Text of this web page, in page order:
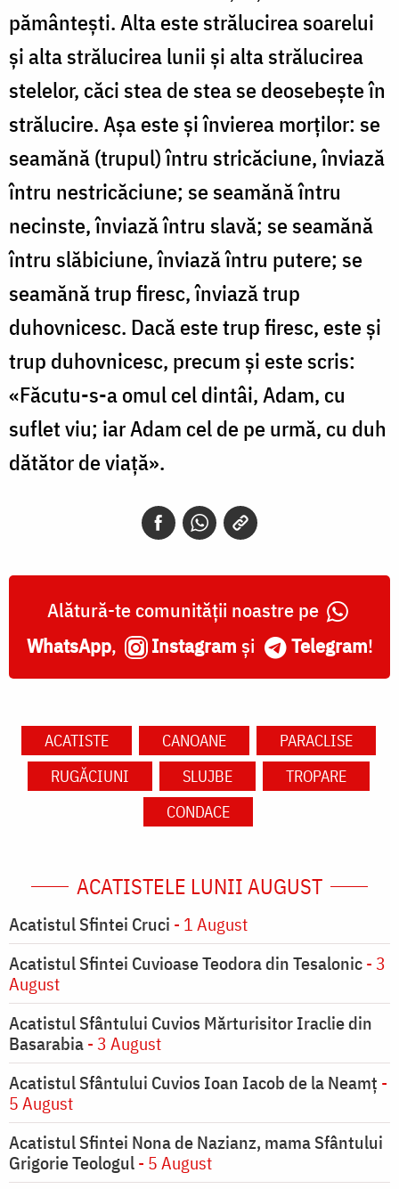
pământești. Alta este strălucirea soarelui
și alta strălucirea lunii și alta strălucirea
stelelor, căci stea de stea se deosebește în
strălucire. Așa este și învierea morților: se
seamănă (trupul) întru stricăciune, înviază
întru nestricăciune; se seamănă întru
necinste, înviază întru slavă; se seamănă
întru slăbiciune, înviază întru putere; se
seamănă trup firesc, înviază trup
duhovnicesc. Dacă este trup firesc, este și
trup duhovnicesc, precum și este scris:
«Făcutu-s-a omul cel dintâi, Adam, cu
suflet viu; iar Adam cel de pe urmă, cu duh
dătător de viață».
Alătură-te comunității noastre pe
WhatsApp, Instagram și Telegram!
ACATISTE CANOANE
PARACLISE
RUGĂCIUNI
SLUJBE
TROPARE
CONDACE
ACATISTELE LUNII AUGUST
Acatistul Sfintei Cruci - 1 August
Acatistul Sfintei Cuvioase Teodora din Tesalonic- 3
August
Acatistul Sfântului Cuvios Mărturisitor Iraclie din
Basarabia- 3 August
Acatistul Sfântului Cuvios Ioan Iacob de la Neamț -
5 August
Acatistul Sfintei Nona de Nazianz, mama Sfântului
Grigorie Teologul- 5 August